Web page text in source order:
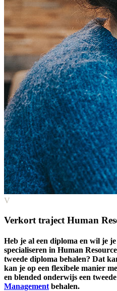
V
Verkort traject Human
Heb je al een ­diploma en wil je
specialiseren in Human
tweede diploma behalen? Dat
kan je op een flexibele manier
en blended onderwijs een
Management behalen.